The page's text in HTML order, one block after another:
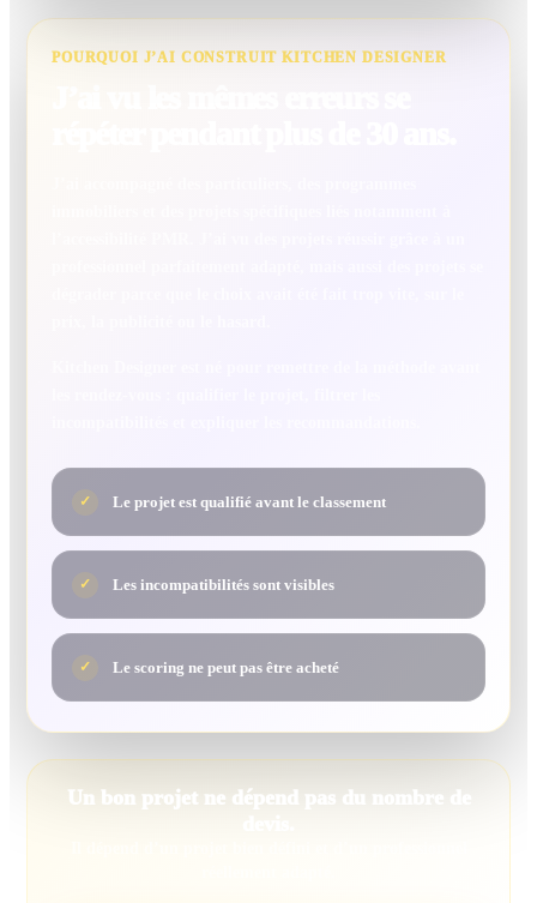
POURQUOI J’AI CONSTRUIT KITCHEN DESIGNER
✓ Le projet est qualifié avant le classement
✓ Les incompatibilités sont visibles
✓ Le scoring ne peut pas être acheté
Un bon projet ne dépend pas du nombre de